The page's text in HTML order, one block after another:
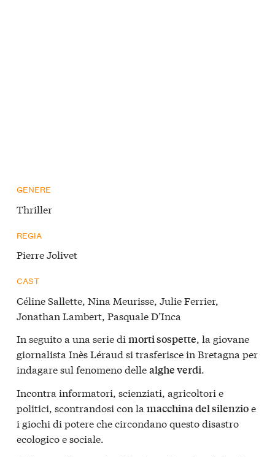
GENERE
Thriller
REGIA
Pierre Jolivet
CAST
Céline Sallette, Nina Meurisse, Julie Ferrier,
Jonathan Lambert, Pasquale D’Inca
In seguito a una serie di morti sospette, la giovane
giornalista Inès Léraud si trasferisce in Bretagna per
indagare sul fenomeno dellealghe verdi.
Incontra informatori, scienziati, agricoltori e
politici, scontrandosi con la macchina del silenzioe
i giochi di potere che circondano questo disastro
ecologico e sociale.